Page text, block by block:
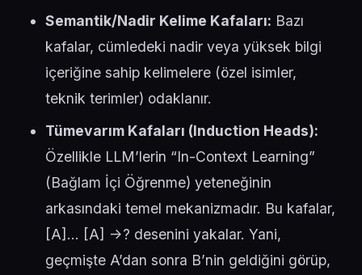
Semantik/Nadir Kelime Kafaları: Bazı
kafalar, cümledeki nadir veya yüksek bilgi
içeriğine sahip kelimelere (özel isimler,
teknik terimler) odaklanır.
Tümevarım Kafaları (Induction Heads):
Özellikle LLM’lerin “In-Context Learning”
(Bağlam İçi Öğrenme) yeteneğinin
arkasındaki temel mekanizmadır. Bu kafalar,
[A]… [A] ->? desenini yakalar. Yani,
geçmişte A’dan sonra B’nin geldiğini görüp,